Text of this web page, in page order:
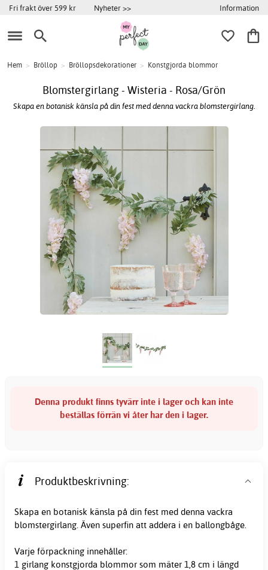
Fri frakt över 599 kr Nyheter >> Information
Hem > Bröllop > Bröllopsdekorationer > Konstgjorda blommor
Blomstergirlang - Wisteria - Rosa/Grön
Skapa en botanisk känsla på din fest med denna vackra blomstergirlang.
Denna produkt finns tyvärr inte i lager och kan inte
beställas förrän vi åter har den i lager.
Produktbeskrivning:
Skapa en botanisk känsla på din fest med denna vackra
blomstergirlang. Även superfin att addera i en ballongbåge.
Varje förpackning innehåller:
1 girlang konstgjorda blommor som mäter 1,8 cm i längd